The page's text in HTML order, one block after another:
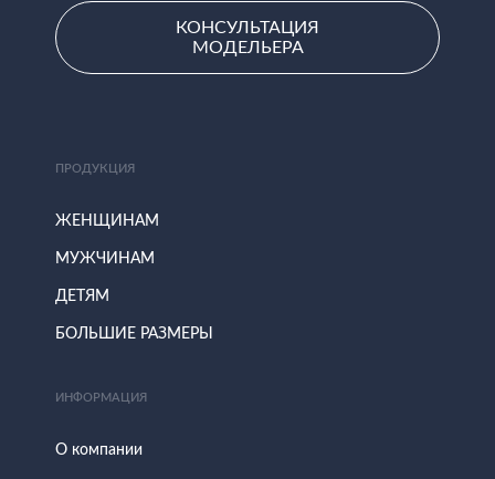
КОНСУЛЬТАЦИЯ
МОДЕЛЬЕРА
ПРОДУКЦИЯ
ЖЕНЩИНАМ
МУЖЧИНАМ
ДЕТЯМ
БОЛЬШИЕ РАЗМЕРЫ
ИНФОРМАЦИЯ
О компании